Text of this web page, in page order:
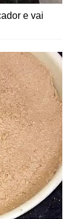
e vai